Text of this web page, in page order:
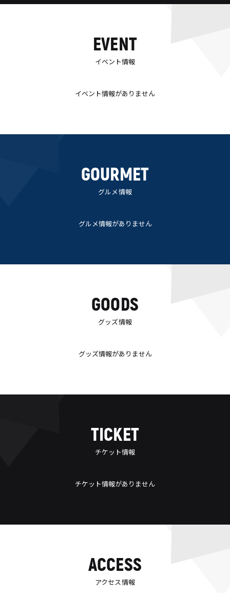
EVENT
イベント情報
イベント情報がありません
GOURMET
グルメ情報
グルメ情報がありません
GOODS
グッズ情報
グッズ情報がありません
TICKET
チケット情報
チケット情報がありません
ACCESS
アクセス情報